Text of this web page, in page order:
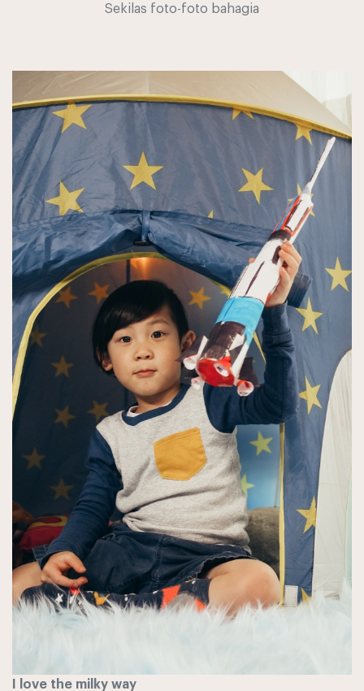
Sekilas foto-foto bahagia
I love the milky way